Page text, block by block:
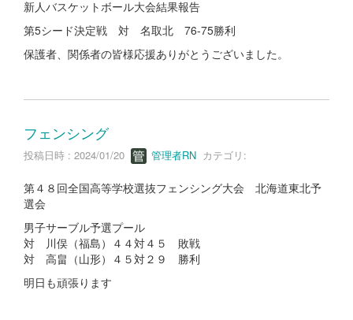
新人バスケットボール大会結果報告
第5シード決定戦 対 名取北 76-75勝利
保護者、関係者の皆様応援ありがとうございました。
フェンシング
投稿日時 : 2024/01/20 管理者RN カテゴリ:
第４８回全国高等学校選抜フェンシング大会 北海道東北予
選会
男子サーブル予選プール
対 川俣（福島）４４対４５ 敗戦
対 高畠（山形）４５対２９ 勝利
明日も頑張ります